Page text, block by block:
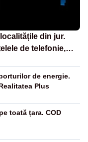
din jur.
de telefonie,
de energie.
Plus
toată țara. COD